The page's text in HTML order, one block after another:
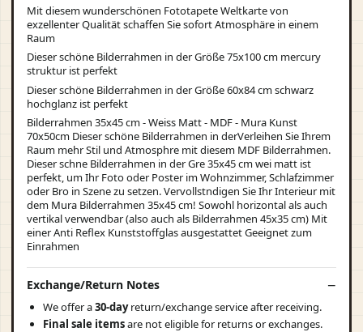
Mit diesem wunderschönen Fototapete Weltkarte von
exzellenter Qualität schaffen Sie sofort Atmosphäre in einem
Raum
Dieser schöne Bilderrahmen in der Größe 75x100 cm mercury
struktur ist perfekt
Dieser schöne Bilderrahmen in der Größe 60x84 cm schwarz
hochglanz ist perfekt
Bilderrahmen 35x45 cm - Weiss Matt - MDF - Mura Kunst
70x50cm Dieser schöne Bilderrahmen in derVerleihen Sie Ihrem
Raum mehr Stil und Atmosphre mit diesem MDF Bilderrahmen.
Dieser schne Bilderrahmen in der Gre 35x45 cm wei matt ist
perfekt, um Ihr Foto oder Poster im Wohnzimmer, Schlafzimmer
oder Bro in Szene zu setzen. Vervollstndigen Sie Ihr Interieur mit
dem Mura Bilderrahmen 35x45 cm! Sowohl horizontal als auch
vertikal verwendbar (also auch als Bilderrahmen 45x35 cm) Mit
einer Anti Reflex Kunststoffglas ausgestattet Geeignet zum
Einrahmen
Exchange/Return Notes
We offer a30-dayreturn/exchange service after receiving.
Final sale itemsare not eligible for returns or exchanges.